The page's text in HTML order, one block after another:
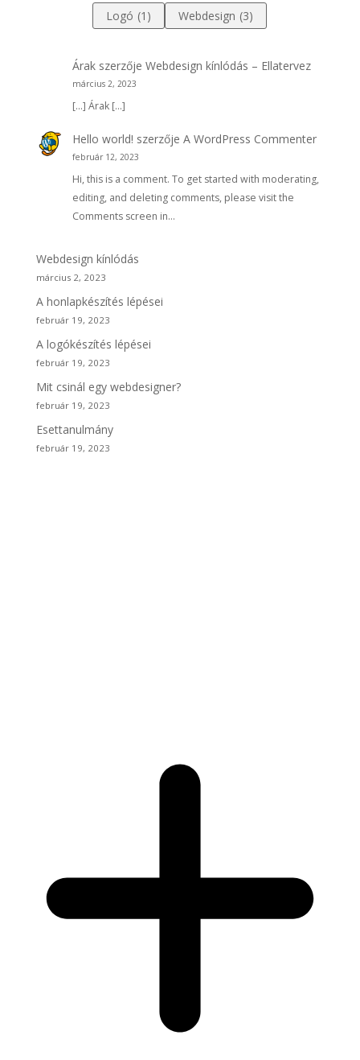
Logó (1) Webdesign (3)
Árak szerzőjeWebdesign kínlódás – Ellatervez
március 2, 2023
[…] Árak […]
Hello world! szerzőjeA WordPress Commenter
február 12, 2023
Hi, this is a comment. To get started with moderating,
editing, and deleting comments, please visit the
Comments screen in…
Webdesign kínlódás
március 2, 2023
A honlapkészítés lépései
február 19, 2023
A logókészítés lépései
február 19, 2023
Mit csinál egy webdesigner?
február 19, 2023
Esettanulmány
február 19, 2023